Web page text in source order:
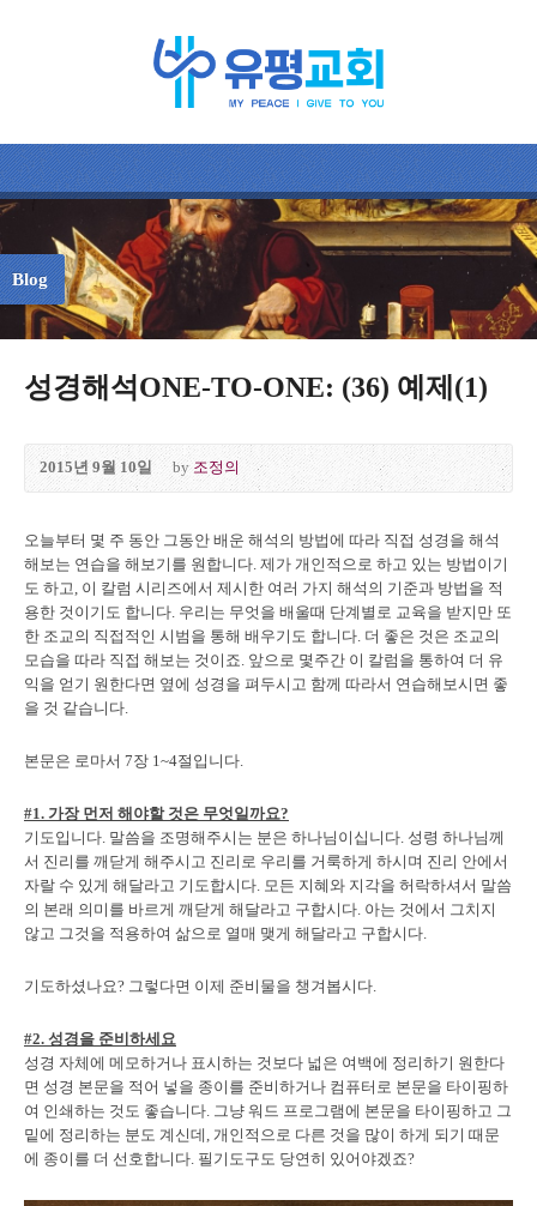
Blog
성경해석ONE-TO-ONE: (36) 예제(1)
2015년 9월 10일 by 조정의
오늘부터 몇 주 동안 그동안 배운 해석의 방법에 따라 직접 성경을 해석
해보는 연습을 해보기를 원합니다. 제가 개인적으로 하고 있는 방법이기
도 하고, 이 칼럼 시리즈에서 제시한 여러 가지 해석의 기준과 방법을 적
용한 것이기도 합니다. 우리는 무엇을 배울때 단계별로 교육을 받지만 또
한 조교의 직접적인 시범을 통해 배우기도 합니다. 더 좋은 것은 조교의
모습을 따라 직접 해보는 것이죠. 앞으로 몇주간 이 칼럼을 통하여 더 유
익을 얻기 원한다면 옆에 성경을 펴두시고 함께 따라서 연습해보시면 좋
을 것 같습니다.
본문은 로마서 7장 1~4절입니다.
#1. 가장 먼저 해야할 것은 무엇일까요?
기도입니다. 말씀을 조명해주시는 분은 하나님이십니다. 성령 하나님께
서 진리를 깨닫게 해주시고 진리로 우리를 거룩하게 하시며 진리 안에서
자랄 수 있게 해달라고 기도합시다. 모든 지혜와 지각을 허락하셔서 말씀
의 본래 의미를 바르게 깨닫게 해달라고 구합시다. 아는 것에서 그치지
않고 그것을 적용하여 삶으로 열매 맺게 해달라고 구합시다.
기도하셨나요? 그렇다면 이제 준비물을 챙겨봅시다.
#2. 성경을 준비하세요
성경 자체에 메모하거나 표시하는 것보다 넓은 여백에 정리하기 원한다
면 성경 본문을 적어 넣을 종이를 준비하거나 컴퓨터로 본문을 타이핑하
여 인쇄하는 것도 좋습니다. 그냥 워드 프로그램에 본문을 타이핑하고 그
밑에 정리하는 분도 계신데, 개인적으로 다른 것을 많이 하게 되기 때문
에 종이를 더 선호합니다. 필기도구도 당연히 있어야겠죠?